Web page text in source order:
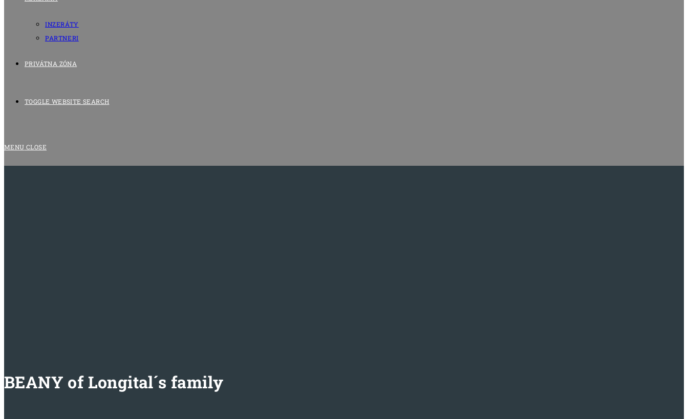
INZERÁTY
PARTNERI
PRIVÁTNA ZÓNA
TOGGLE WEBSITE SEARCH
MENU CLOSE
BEANY of Longital´s family